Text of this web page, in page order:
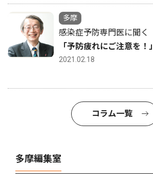
多摩
感染症予防専門医に聞く
「予防疲れにご注意を！」
2021.02.18
コラム一覧
多摩編集室